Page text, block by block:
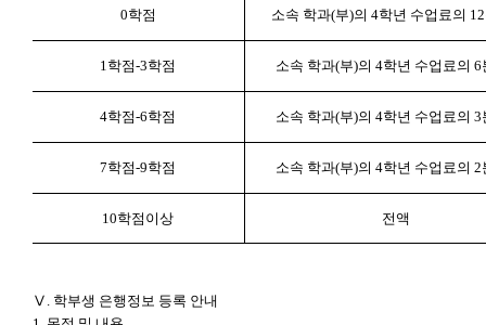
0학점 소속 학과(부)의4학년 수업료의 12
1학점-3학점 소속 학과(부)의 4학년 수업료의 6
4학점-6학점 소속 학과(부)의 4학년 수업료의 3
7학점-9학점 소속 학과(부)의 4학년 수업료의 2
10학점이상 전액
Ⅴ . 학부생 은행정보 등록 안내